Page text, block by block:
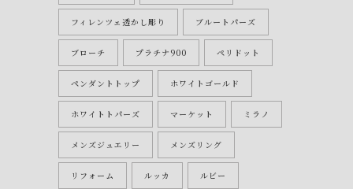
フィレンツェ透かし彫り ブルートパーズ
ブローチ プラチナ900 ペリドット
ペンダントトップ ホワイトゴールド
ホワイトトパーズ マーケット ミラノ
メンズジュエリー メンズリング
リフォーム ルッカ ルビー